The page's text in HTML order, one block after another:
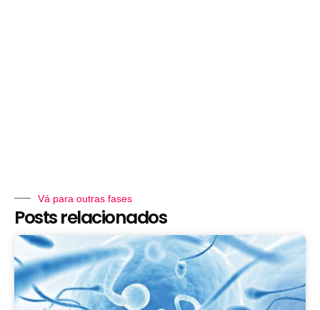
Vá para outras fases
Posts relacionados